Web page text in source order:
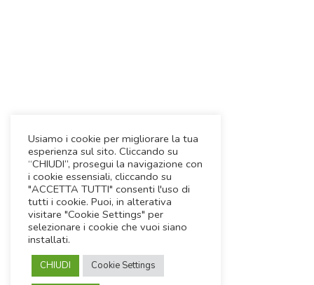
Usiamo i cookie per migliorare la tua
esperienza sul sito. Cliccando su
“CHIUDI”, prosegui la navigazione con
i cookie essensiali, cliccando su
"ACCETTA TUTTI" consenti l'uso di
tutti i cookie. Puoi, in alterativa
visitare "Cookie Settings" per
selezionare i cookie che vuoi siano
installati.
CHIUDI Cookie Settings